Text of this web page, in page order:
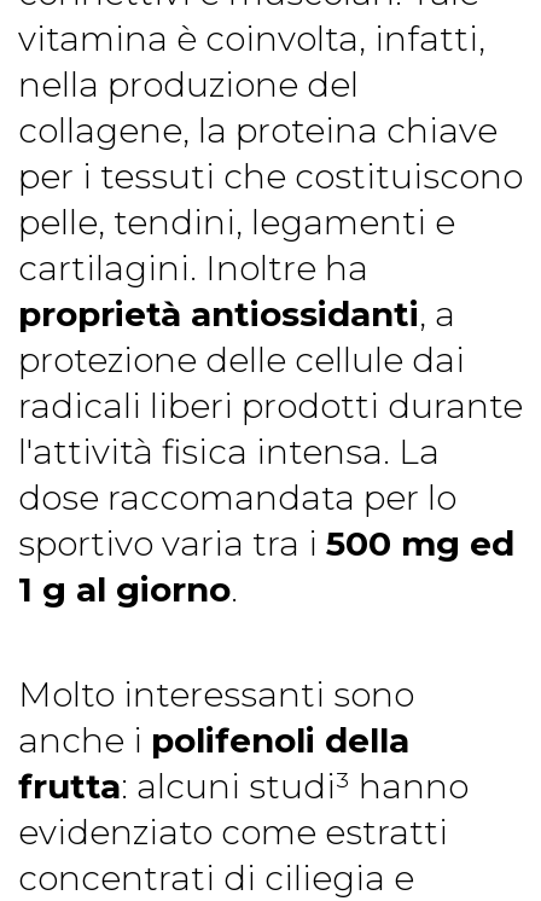
vitamina è coinvolta, infatti,
nella produzione del
collagene, la proteina chiave
per i tessuti che costituiscono
pelle, tendini, legamenti e
cartilagini. Inoltre ha
proprietà antiossidanti, a
protezione delle cellule dai
radicali liberi prodotti durante
l'attività fisica intensa. La
dose raccomandata per lo
sportivo varia tra i 500 mg ed
1 g al giorno.
Molto interessanti sono
anche i polifenoli della
frutta: alcuni studi³ hanno
evidenziato come estratti
concentrati di ciliegia e